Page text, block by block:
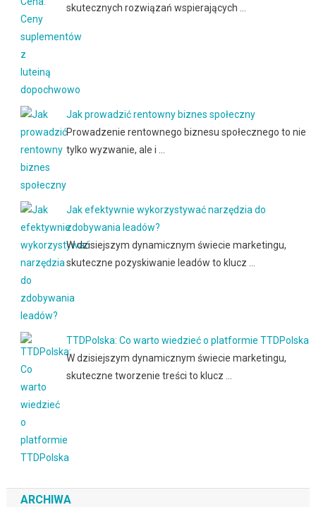
skutecznych rozwiązań wspierających …
Jak prowadzić rentowny biznes społeczny
Prowadzenie rentownego biznesu społecznego to nie
tylko wyzwanie, ale i …
Jak efektywnie wykorzystywać narzędzia do
zdobywania leadów?
W dzisiejszym dynamicznym świecie marketingu,
skuteczne pozyskiwanie leadów to klucz …
TTDPolska: Co warto wiedzieć o platformie TTDPolska
W dzisiejszym dynamicznym świecie marketingu,
skuteczne tworzenie treści to klucz …
ARCHIWA